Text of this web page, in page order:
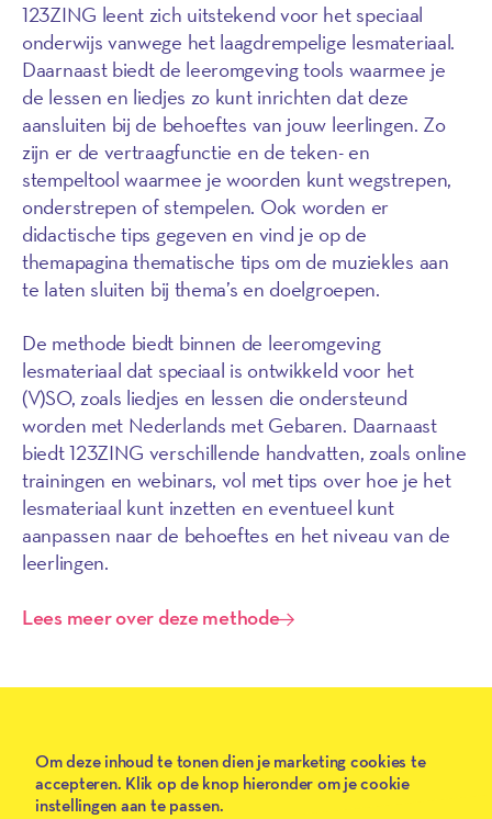
123ZING leent zich uitstekend voor het speciaal
onderwijs vanwege het laagdrempelige lesmateriaal.
Daarnaast biedt de leeromgeving tools waarmee je
de lessen en liedjes zo kunt inrichten dat deze
aansluiten bij de behoeftes van jouw leerlingen. Zo
zijn er de vertraagfunctie en de teken- en
stempeltool waarmee je woorden kunt wegstrepen,
onderstrepen of stempelen. Ook worden er
didactische tips gegeven en vind je op de
themapagina thematische tips om de muziekles aan
te laten sluiten bij thema’s en doelgroepen.
De methode biedt binnen de leeromgeving
lesmateriaal dat speciaal is ontwikkeld voor het
(V)SO, zoals liedjes en lessen die ondersteund
worden met Nederlands met Gebaren. Daarnaast
biedt 123ZING verschillende handvatten, zoals online
trainingen en webinars, vol met tips over hoe je het
lesmateriaal kunt inzetten en eventueel kunt
aanpassen naar de behoeftes en het niveau van de
leerlingen.
Lees meer over deze methode
Play
Om deze inhoud te tonen dien je marketing cookies te
accepteren. Klik op de knop hieronder om je cookie
instellingen aan te passen.